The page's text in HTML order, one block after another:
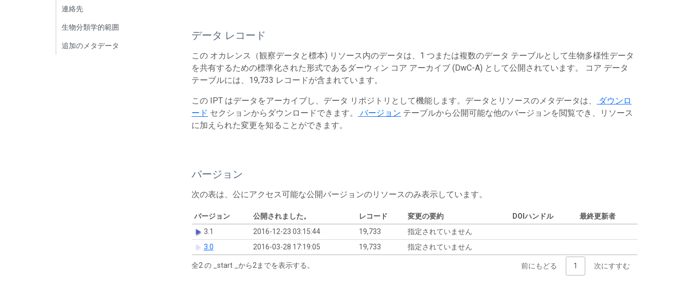
連絡先
生物分類学的範囲
追加のメタデータ
データ レコード
この オカレンス（観察データと標本) リソース内のデータは、1 つまたは複数のデータ テーブルとして生物多様性データ
を共有するための標準化された形式であるダーウィン コア アーカイブ (DwC-A) として公開されています。 コア データ
テーブルには、19,733 レコードが含まれています。
この IPT はデータをアーカイブし、データ リポジトリとして機能します。データとリソースのメタデータは、
ダウンロ
ード セクションからダウンロードできます。 バージョン テーブルから公開可能な他のバージョンを閲覧でき、リソース
に加えられた変更を知ることができます。
バージョン
次の表は、公にアクセス可能な公開バージョンのリソースのみ表示しています。
バージョン 公開されました。 レコード 変更の要約 DOIハンドル
最終更新者
3.1
2016-12-23 03:15:44 19,733
指定されていません
3.0
2016-03-28 17:19:05 19,733 指定されていません
全2 の _start _から2までを表示する。 前にもどる 1 次にすすむ